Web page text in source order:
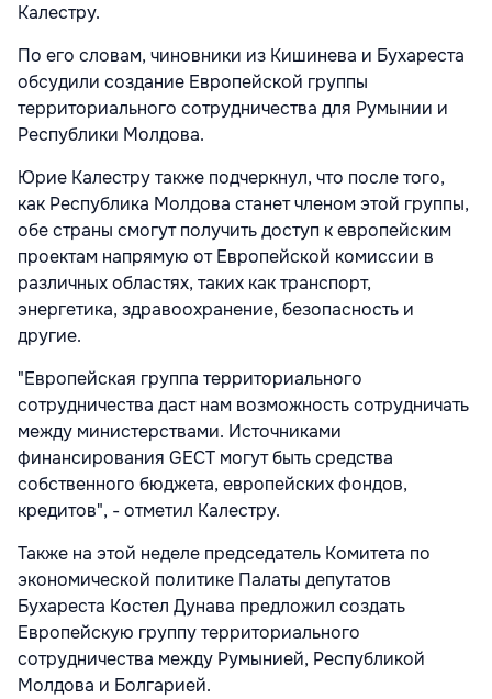
Калестру.
По его словам, чиновники из Кишинева и Бухареста
обсудили создание Европейской группы
территориального сотрудничества для Румынии и
Республики Молдова.
Юрие Калестру также подчеркнул, что после того,
как Республика Молдова станет членом этой группы,
обе страны смогут получить доступ к европейским
проектам напрямую от Европейской комиссии в
различных областях, таких как транспорт,
энергетика, здравоохранение, безопасность и
другие.
"Европейская группа территориального
сотрудничества даст нам возможность сотрудничать
между министерствами. Источниками
финансирования GECT могут быть средства
собственного бюджета, европейских фондов,
кредитов", - отметил Калестру.
Также на этой неделе председатель Комитета по
экономической политике Палаты депутатов
Бухареста Костел Дунава предложил создать
Европейскую группу территориального
сотрудничества между Румынией, Республикой
Молдова и Болгарией.